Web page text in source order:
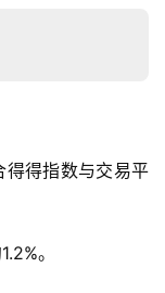
得指数与交易平
。